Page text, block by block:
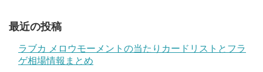
最近の投稿
ラブカ メロウモーメントの当たりカードリストとフラ
ゲ相場情報まとめ